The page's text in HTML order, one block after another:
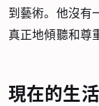
到藝術。他沒有
真正地傾聽和尊
現在的生活